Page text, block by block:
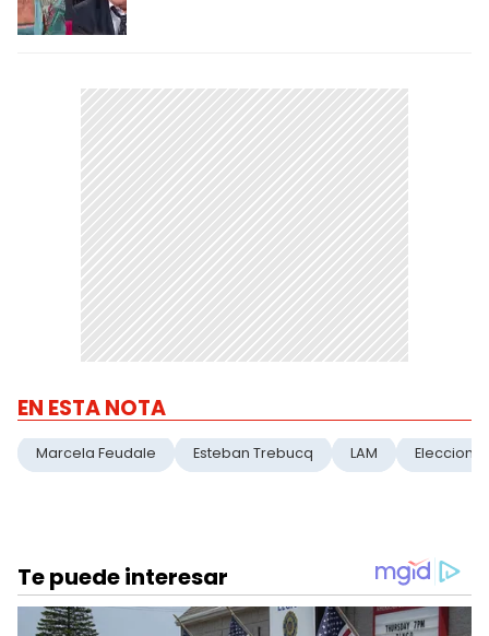
EN ESTA NOTA
Marcela Feudale Esteban Trebucq LAM